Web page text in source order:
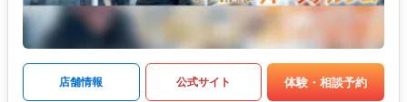
店舗情報 公式サイト 体験・相談予約